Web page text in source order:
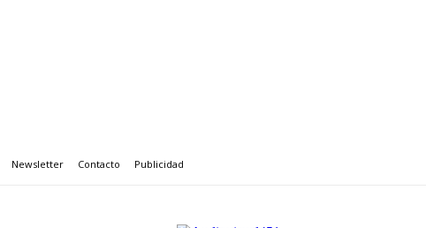
Newsletter Contacto Publicidad